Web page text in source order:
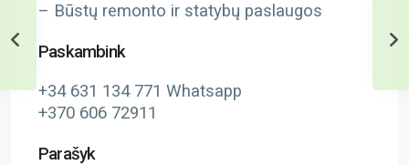
– Būstų remonto ir statybų paslaugos
Paskambink
+34 631 134 771 Whatsapp
+370 606 72911
Parašyk